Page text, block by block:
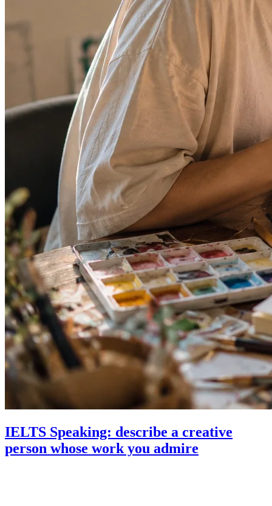
IELTS Speaking: describe a creative
person whose work you admire